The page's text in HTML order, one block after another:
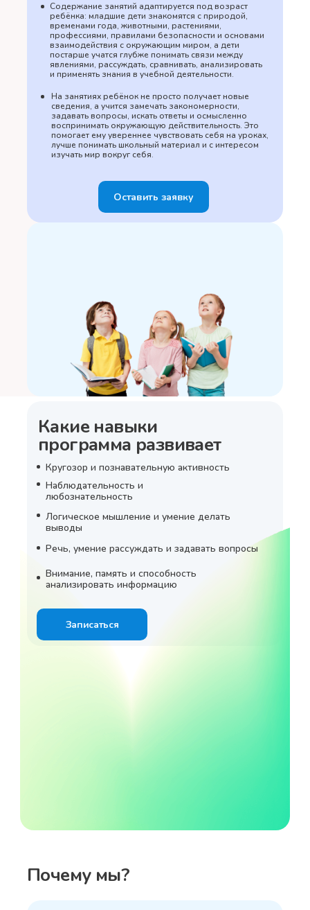
Содержание занятий адаптируется под возраст
ребёнка: младшие дети знакомятся с природой,
временами года, животными, растениями,
профессиями, правилами безопасности и основами
взаимодействия с окружающим миром, а дети
постарше учатся глубже понимать связи между
явлениями, рассуждать, сравнивать, анализировать
и применять знания в учебной деятельности.
На занятиях ребёнок не просто получает новые
сведения, а учится замечать закономерности,
задавать вопросы, искать ответы и осмысленно
воспринимать окружающую действительность. Это
помогает ему увереннее чувствовать себя на уроках,
лучше понимать школьный материал и с интересом
изучать мир вокруг себя.
Оставить заявку
Какие навыки
программа развивает
Кругозор и познавательную активность
Наблюдательность и
любознательность
Логическое мышление и умение делать
выводы
Речь, умение рассуждать и задавать вопросы
Внимание, память и способность
анализировать информацию
Записаться
Почему мы?